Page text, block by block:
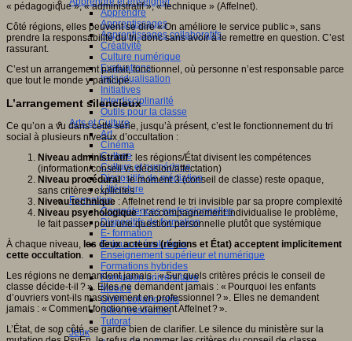
Apprendre
Apprentissages
Apprentissages collaboratifs
Créativité
Culture numérique
Evaluations
Individualisation
Initiatives
Interdisciplinarité
Outils pour la classe
Arts et Culture
Art
Cinéma
Culture
Culture et numérique
Dispositifs de médiation
Littérature
Formation
Compétences professionnelles
Dispositifs de formation
E- formation
Enjeux et évolutions
Enseignement supérieur et numérique
Formations hybrides
Formation universitaire
Mooc’s
Outils collaboratifs
Sites ressources
Tutorat
Jeux
« pédagogique », « administratif », « technique » (Affelnet).
Côté régions, elles peuvent se dire « On améliore le service public », sans
prendre la responsabilité du tri, donc sans avoir à le remettre en question. C’est
rassurant.
C’est un arrangement parfait, fonctionnel, où personne n’est responsable parce
que tout le monde y participe.
L’arrangement silencieux
Ce qu’on a vu dans cette série, jusqu’à présent, c’est le fonctionnement du tri
social à plusieurs niveaux d’occultation :
Niveau administratif: les régions/État divisent les compétences
(information/conseil vs décision/affectation)
Niveau procédural: le moment 3 (conseil de classe) reste opaque,
sans critères explicites
Niveau technique : Affelnet rend le tri invisible par sa propre complexité
Niveau psychologique: l’accompagnement individualise le problème,
le fait passer pour une question personnelle plutôt que systémique
À chaque niveau, les deux acteurs (régions et État) acceptent implicitement
cette occultation.
Les régions ne demandent jamais : « Sur quels critères précis le conseil de
classe décide-t-il ? ». Elles ne demandent jamais : « Pourquoi les enfants
d’ouvriers vont-ils massivement en professionnel ? ». Elles ne demandent
jamais : « Comment fonctionne vraiment Affelnet ? ».
L’État, de son côté, se garde bien de clarifier. Le silence du ministère sur la